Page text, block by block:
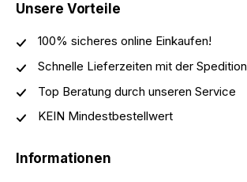
Unsere Vorteile
100% sicheres online Einkaufen!
Schnelle Lieferzeiten mit der Spedition
Top Beratung durch unseren Service
KEIN Mindestbestellwert
Informationen